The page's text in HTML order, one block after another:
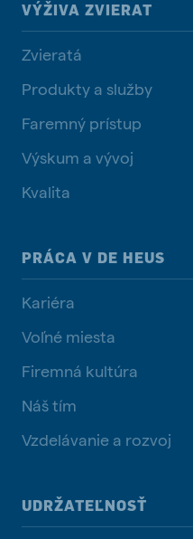
VÝŽIVA ZVIERAT
Zvieratá
Produkty a služby
Faremný prístup
Výskum a vývoj
Kvalita
PRÁCA V DE HEUS
Kariéra
Voľné miesta
Firemná kultúra
Náš tím
Vzdelávanie a rozvoj
UDRŽATEĽNOSŤ